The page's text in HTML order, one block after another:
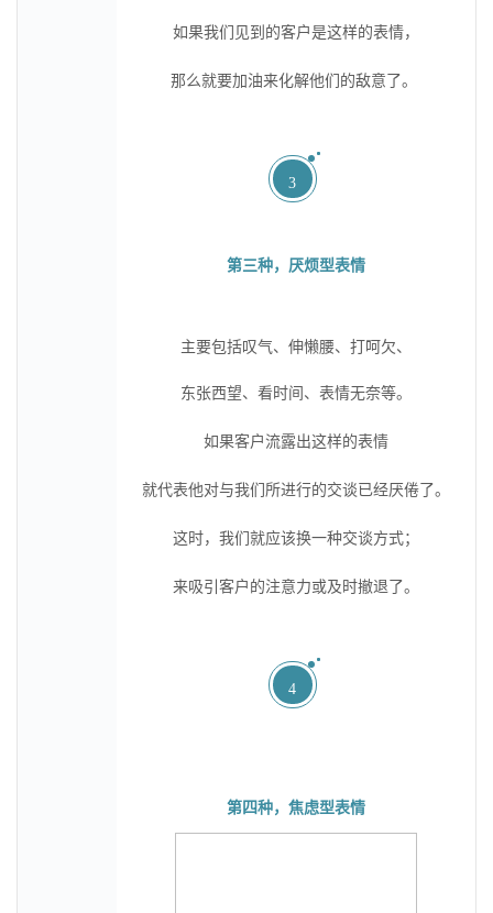
如果我们见到的客户是这样的表情，
那么就要加油来化解他们的敌意了。
3
第三种，厌烦型表情
主要包括叹气、伸懒腰、打呵欠、
东张西望、看时间、表情无奈等。
如果客户流露出这样的表情
就代表他对与我们所进行的交谈已经厌倦了。
这时，我们就应该换一种交谈方式；
来吸引客户的注意力或及时撤退了。
4
第四种，焦虑型表情